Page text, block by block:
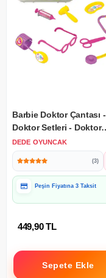
Barbie Doktor Çantası -
Doktor Setleri - Doktor
Oyuncak Seti
DEDE OYUNCAK
(3)
Hediye Paketine Uygun
449,90 TL
Sepete Ekle